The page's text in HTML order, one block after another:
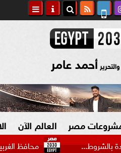
أحمد عامر
مصر العالم الآن
محافظ الغربية